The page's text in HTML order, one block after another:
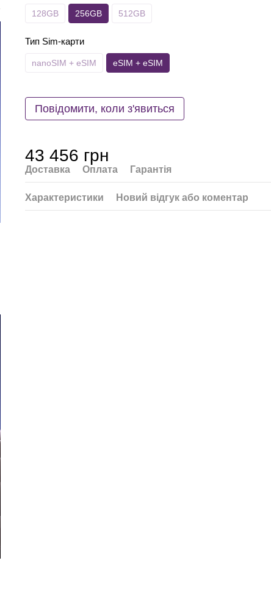
128GB 256GB 512GB
Тип Sim-карти
nanoSIM + eSIM eSIM + eSIM
Повідомити, коли з'явиться
43 456 грн
Доставка Оплата Гарантія
Характеристики Новий відгук або коментар